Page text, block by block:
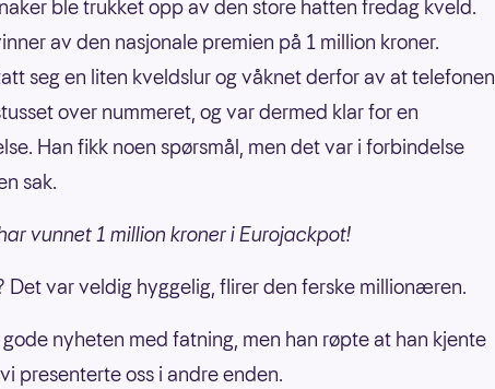
ble trukket opp av den store hatten fredag kveld.
av den nasjonale premien på 1 million kroner.
seg en liten kveldslur og våknet derfor av at telefonen
over nummeret, og var dermed klar for en
Han fikk noen spørsmål, men det var i forbindelse
sak.
vunnet 1 million kroner i Eurojackpot!
Det var veldig hyggelig, flirer den ferske millionæren.
nyheten med fatning, men han røpte at han kjente
presenterte oss i andre enden.